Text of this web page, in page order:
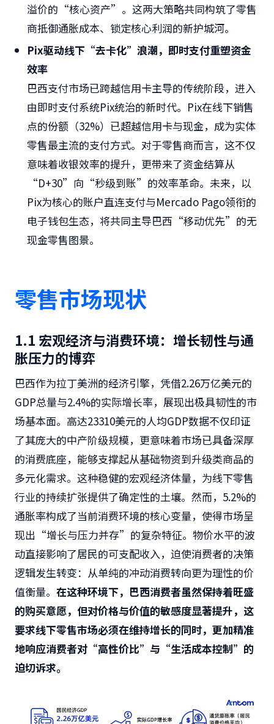
溢价的“核心资产”。这两大策略共同构筑了零售
商抵御通胀成本、锁定核心利润的新护城河。
Pix驱动线下“去卡化”浪潮，即时支付重塑资金
效率
巴西支付市场已跨越信用卡主导的传统阶段，进入
由即时支付系统Pix统治的新时代。Pix在线下销售
点的份额（32%）已超越信用卡与现金，成为实体
零售最主流的支付方式。对于零售商而言，这不仅
意味着收银效率的提升，更带来了资金结算从
“D+30”向“秒级到账”的效率革命。未来，以
Pix为核心的账户直连支付与Mercado Pago领衔的
电子钱包生态，将共同主导巴西“移动优先”的无
现金零售图景。
零售市场现状
1.1 宏观经济与消费环境：增长韧性与通
胀压力的博弈
巴西作为拉丁美洲的经济引擎，凭借2.26万亿美元的
GDP总量与2.4%的实际增长率，展现出极具韧性的市
场基本面。高达23310美元的人均GDP数据不仅印证
了其庞大的中产阶级规模，更意味着市场已具备深厚
的消费底座，能够支撑起从基础物资到升级类商品的
多元化需求。这种稳健的宏观经济体量，为线下零售
行业的持续扩张提供了确定性的土壤。然而，5.2%的
通胀率构成了当前消费环境的核心变量，使得市场呈
现出“增长与压力并存”的复杂特征。物价水平的波
动直接影响了居民的可支配收入，迫使消费者的决策
逻辑发生转变：从单纯的冲动消费转向更为理性的价
值衡量。 在这种环境下，巴西消费者虽然保持着旺盛
的购买意愿，但对价格与价值的敏感度显著提升，这
要求线下零售市场必须在维持增长的同时，更加精准
地响应消费者对“高性价比”与“生活成本控制”的
迫切诉求。